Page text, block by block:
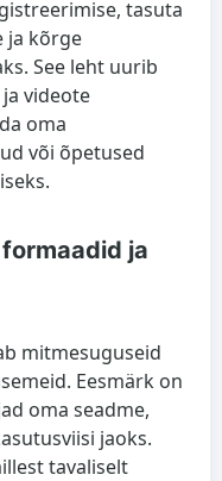
tasuta
ja kõrge
See leht uurib
videote
oma
või õpetused
ja
mitmesuguseid
Eesmärk on
oma seadme,
jaoks.
tavaliselt